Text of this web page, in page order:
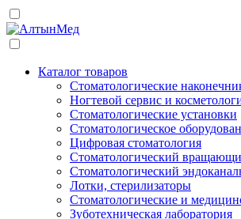
Каталог товаров
Стоматологические
Ногтевой сервис и
Стоматологические установки
Стоматологическое
Цифровая стоматология
Стоматологический
Стоматологический
Лотки, стерилизаторы
Стоматологические и
Зуботехническая лаборатория